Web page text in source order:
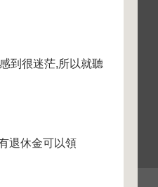
到很迷茫,所以就聽
退休金可以領